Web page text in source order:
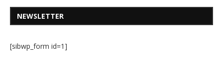
NEWSLETTER
[sibwp_form id=1]